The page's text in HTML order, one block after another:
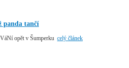
panda tančí
opět v Šumperku celý článek